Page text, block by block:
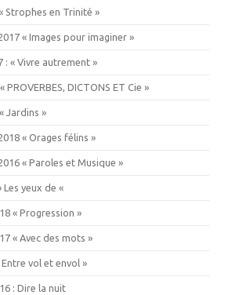
Strophes en Trinité »
« Images pour imaginer »
: « Vivre autrement »
DICTONS ET Cie »
Jardins »
« Orages félins »
« Paroles et Musique »
yeux de «
« Progression »
« Avec des mots »
vol et envol »
: Dire la nuit